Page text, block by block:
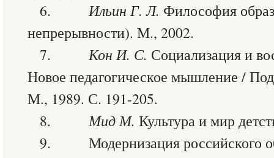
6.Ильин Г. Л. Философия
непрерывности). М., 2002.
7.Кон И. С. Социализация и
Новое педагогическое мышление /
М., 1989. С. 191-205.
8.Мид М. Культура и мир
9. Модернизация российского